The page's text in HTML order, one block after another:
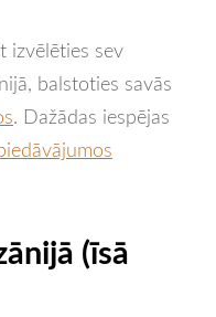
izvēlēties sev
balstoties savās
. Dažādas iespējas
(īsā